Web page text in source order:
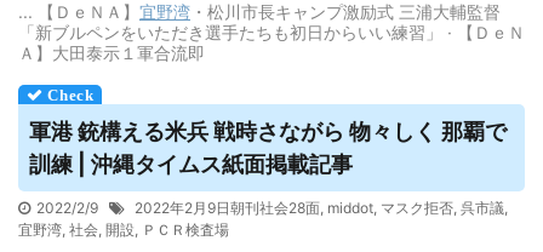
... 【ＤｅＮＡ】 宜野湾 ・松川市長キャンプ激励式 三浦大輔監督
「新ブルペンをいただき選手たちも初日からいい練習」 · 【ＤｅＮ
Ａ】大田泰示１軍合流即
軍港 銃構える米兵 戦時さながら 物々しく 那覇で
訓練 | 沖縄タイムス紙面掲載記事
2022/2/9 2022年2月9日朝刊社会28面, middot, マスク拒否, 呉市議,
宜野湾, 社会, 開設, ＰＣＲ検査場